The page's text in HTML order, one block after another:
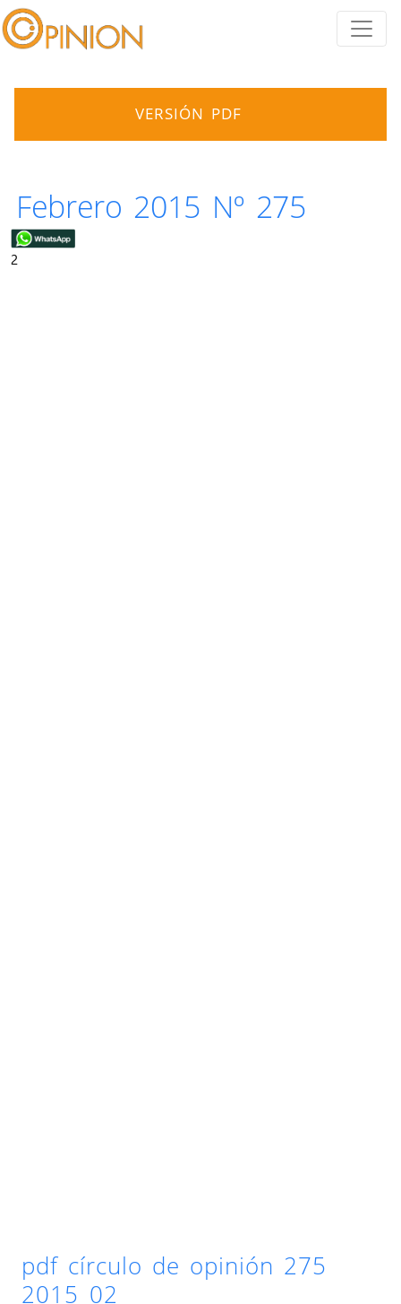
VERSIÓN PDF
Febrero 2015 Nº 275
2
pdf círculo de opinión 275
2015_02